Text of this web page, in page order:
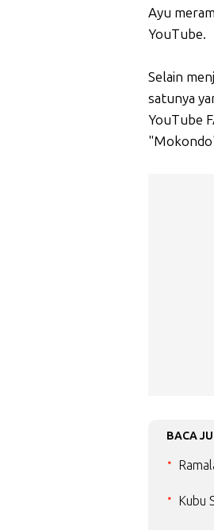
Ayu
YouTube.
Selain
satunya
YouTube
BACA
Kubu